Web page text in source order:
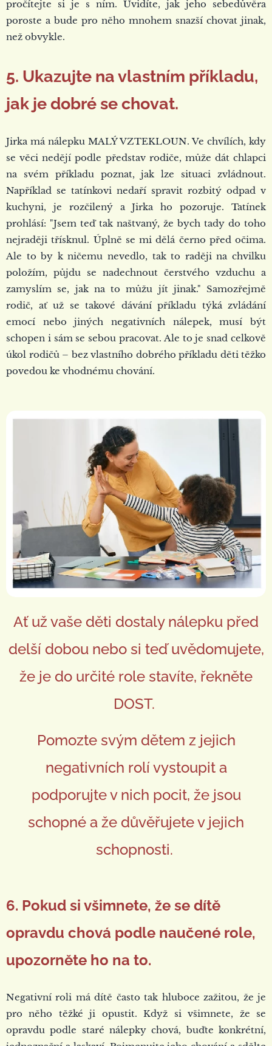
pročítejte si je s ním. Uvidíte, jak jeho sebedůvěra
poroste a bude pro něho mnohem snazší chovat jinak,
než obvykle.
5. Ukazujte na vlastním příkladu,
jak je dobré se chovat.
Jirka má nálepku MALÝ VZTEKLOUN. Ve chvílích, kdy
se věci nedějí podle představ rodiče, může dát chlapci
na svém příkladu poznat, jak lze situaci zvládnout.
Například se tatínkovi nedaří spravit rozbitý odpad v
kuchyni, je rozčilený a Jirka ho pozoruje. Tatínek
prohlásí: "Jsem teď tak naštvaný, že bych tady do toho
nejraději třísknul. Úplně se mi dělá černo před očima.
Ale to by k ničemu nevedlo, tak to raději na chvilku
položím, půjdu se nadechnout čerstvého vzduchu a
zamyslím se, jak na to můžu jít jinak." Samozřejmě
rodič, ať už se takové dávání příkladu týká zvládání
emocí nebo jiných negativních nálepek, musí být
schopen i sám se sebou pracovat. Ale to je snad celkově
úkol rodičů – bez vlastního dobrého příkladu děti těžko
povedou ke vhodnému chování.
Ať už vaše děti dostaly nálepku před
delší dobou nebo si teď uvědomujete,
že je do určité role stavíte, řekněte
DOST.
Pomozte svým dětem z jejich
negativních rolí vystoupit a
podporujte v nich pocit, že jsou
schopné a že důvěřujete v jejich
schopnosti.
6. Pokud si všimnete, že se dítě
opravdu chová podle naučené role,
upozorněte ho na to.
Negativní roli má dítě často tak hluboce zažitou, že je
pro něho těžké ji opustit. Když si všimnete, že se
opravdu podle staré nálepky chová, buďte konkrétní,